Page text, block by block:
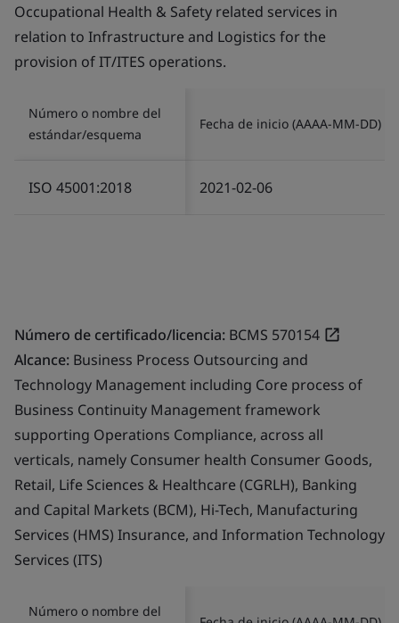
Occupational Health & Safety related services in
relation to Infrastructure and Logistics for the
provision of IT/ITES operations.
Número o nombre del
estándar/esquema
Fecha de inicio (AAAA-MM-DD)
ISO 45001:2018 2021-02-06
Número de certificado/licencia: BCMS 570154
Alcance: Business Process Outsourcing and
Technology Management including Core process of
Business Continuity Management framework
supporting Operations Compliance, across all
verticals, namely Consumer health Consumer Goods,
Retail, Life Sciences & Healthcare (CGRLH), Banking
and Capital Markets (BCM), Hi-Tech, Manufacturing
Services (HMS) Insurance, and Information Technology
Services (ITS)
Número o nombre del